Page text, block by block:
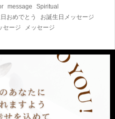
message
Spiritual
おめでとう
お誕生日メッセージ
セージ
メッセージ